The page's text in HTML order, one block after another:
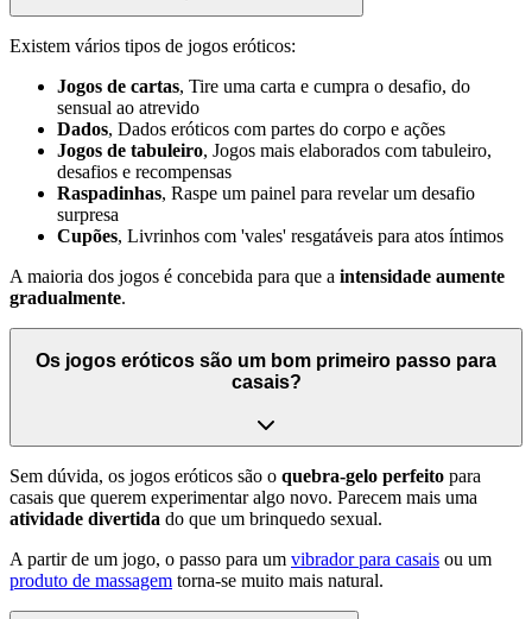
Existem vários tipos de jogos eróticos:
Jogos de cartas, Tire uma carta e cumpra o desafio, do
sensual ao atrevido
Dados, Dados eróticos com partes do corpo e ações
Jogos de tabuleiro, Jogos mais elaborados com tabuleiro,
desafios e recompensas
Raspadinhas, Raspe um painel para revelar um desafio
surpresa
Cupões, Livrinhos com 'vales' resgatáveis para atos íntimos
A maioria dos jogos é concebida para que a intensidade aumente
gradualmente.
Os jogos eróticos são um bom primeiro passo para
casais?
Sem dúvida, os jogos eróticos são o quebra-gelo perfeito para
casais que querem experimentar algo novo. Parecem mais uma
atividade divertida do que um brinquedo sexual.
A partir de um jogo, o passo para um vibrador para casais ou um
produto de massagem torna-se muito mais natural.